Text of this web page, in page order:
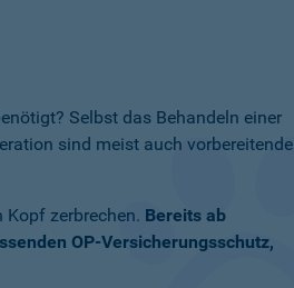
Selbst das Behandeln einer
sind meist auch vorbereitende
Kopf zerbrechen. Bereits ab
OP-Versicherungsschutz,